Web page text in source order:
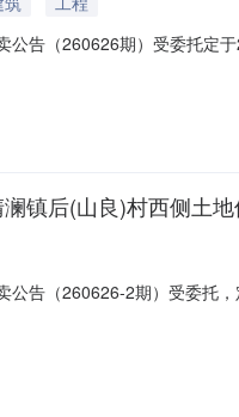
公告（260626期）受委托定
卖公告》《竞买须知》。电
镇后(山良)村西侧土
公告（260626-2期）受委托
买须知》。地址电话：海口